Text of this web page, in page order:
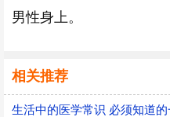
男性身上。
相关推荐